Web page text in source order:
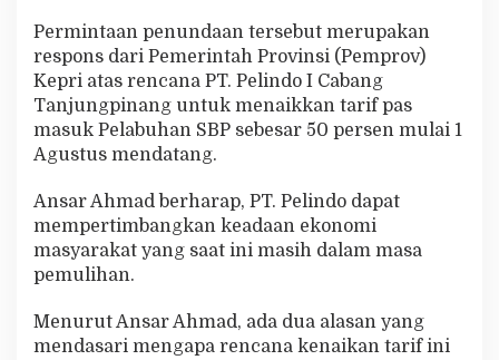
n
g
p
n
a
n
D
t
u
a
Permintaan penundaan tersebut merupakan
respons dari Pemerintah Provinsi (Pemprov)
Kepri atas rencana PT. Pelindo I Cabang
Tanjungpinang untuk menaikkan tarif pas
masuk Pelabuhan SBP sebesar 50 persen mulai 1
Agustus mendatang.
Ansar Ahmad berharap, PT. Pelindo dapat
mempertimbangkan keadaan ekonomi
masyarakat yang saat ini masih dalam masa
pemulihan.
Menurut Ansar Ahmad, ada dua alasan yang
mendasari mengapa rencana kenaikan tarif ini